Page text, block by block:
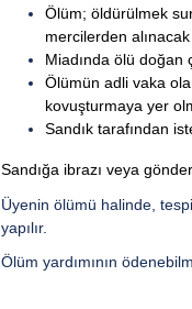
Ölüm; öldürülmek
mercilerden
Miadında ölü doğan
Ölümün adli vaka
kovuşturmaya yer
Sandık tarafından
Sandığa ibrazı veya
Üyenin ölümü halinde,
yapılır.
Ölüm yardımının